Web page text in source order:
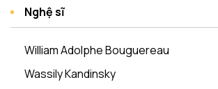
Nghệ sĩ
William Adolphe Bouguereau
Wassily Kandinsky